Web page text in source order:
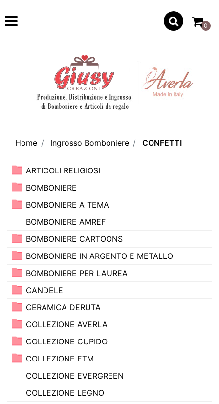
Open
0
Home Ingrosso Bomboniere CONFETTI
ARTICOLI RELIGIOSI
BOMBONIERE
BOMBONIERE A TEMA
BOMBONIERE AMREF
BOMBONIERE CARTOONS
BOMBONIERE IN ARGENTO E METALLO
BOMBONIERE PER LAUREA
CANDELE
CERAMICA DERUTA
COLLEZIONE AVERLA
COLLEZIONE CUPIDO
COLLEZIONE ETM
COLLEZIONE EVERGREEN
COLLEZIONE LEGNO